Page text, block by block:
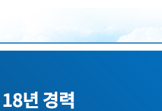
마이노트
강의 Q&A